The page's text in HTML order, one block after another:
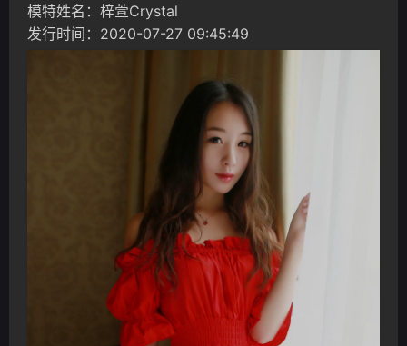
模特姓名：梓萱Crystal
发行时间：2020-07-27 09:45:49